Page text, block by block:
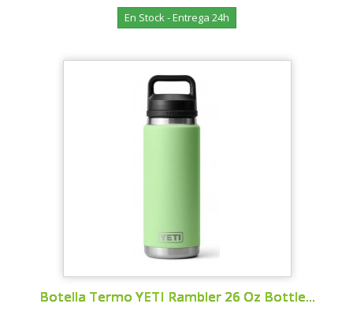
En Stock - Entrega 24h
Botella Termo YETI Rambler 26 Oz Bottle...